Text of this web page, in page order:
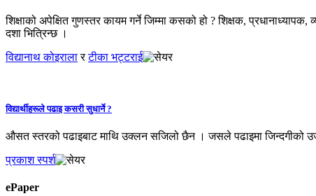
शिक्षाको अपेक्षित गुणस्तर कायम गर्ने जिम्मा कसको हो ? शिक्षक,
दशा भित्रिन्छ ।
विद्यानाथ कोइरालारटीका भट्टराई
विद्यार्थीहरूले पढाइ कसरी सुधार्ने ?
औसत स्तरको पढाइबाट माथि उक्लन सजिलो छैन । जसले पढाइमा जिन्दगीको
प्रकाश स्पर्श
ePaper